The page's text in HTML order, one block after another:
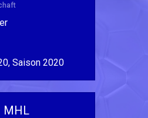
Saison 2020
MHL